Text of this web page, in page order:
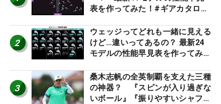
表を作ってみた！#ギアカタログ
2
ウェッジってどれも一緒に見える
けど…違いってあるの？ 最新24
モデルの性能早見表を作ってみ
3
桑木志帆の全英制覇を支えた三種
の神器？ 『スピンが入り過ぎな
いボール』『振りやすいシャフ